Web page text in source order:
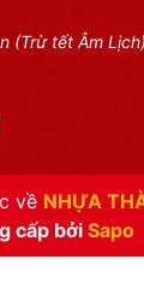
(Trừ tết Âm Lịch)
về NHỰA
cấp bởi Sapo